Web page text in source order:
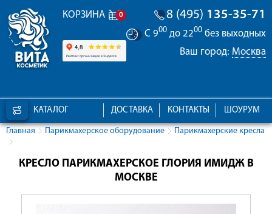
КОРЗИНА 0 8 (495) 135-35-71
С 900 до 2200 без выходных
Ваш город: Москва
КАТАЛОГ ШОУРУМ
КОНТАКТЫ
ДОСТАВКА
Главная Парикмахерское оборудование Парикмахерские кресла
КРЕСЛО ПАРИКМАХЕРСКОЕ ГЛОРИЯ ИМИДЖ В
МОСКВЕ